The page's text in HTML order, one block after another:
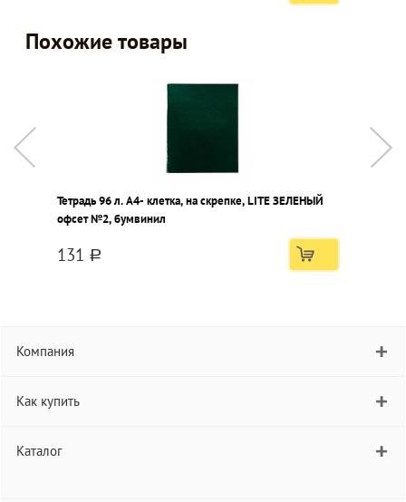
Похожие товары
Тетрадь 96 л. А4- клетка, на скрепке, LITE ЗЕЛЕНЫЙ
офсет №2, бумвинил
131 a
Компания
Как купить
Каталог